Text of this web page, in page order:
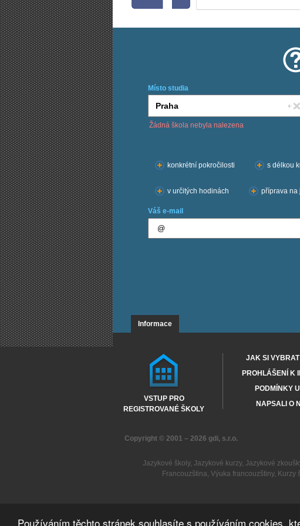
Používáním těchto stránek souhlasíte s používáním cookies,
Místo studia
Žádná škola nebyla nalezena
konkrétní pokročilosti
s délkou
v určitých hodinách příprava na
Váš e-mail
Informace
VSTUP PRO
REGISTROVANÉ ŠKOLY
JAK SI
PROHLÁŠENÍ K
PODMÍNKY
NAPSALI O
Copyright © 2001 – 2026 gdi, s.r.o.
Jazykové školy, Jazykové kurzy, Jazykové
Francouzština, Výuka francouzštiny, Kurzy